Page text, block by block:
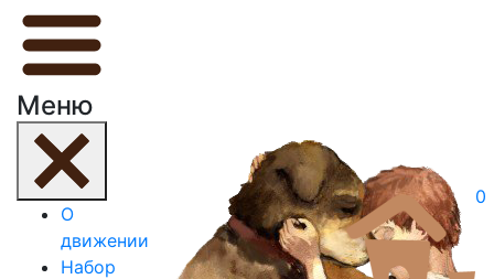
Меню
О
движении
Набор
0